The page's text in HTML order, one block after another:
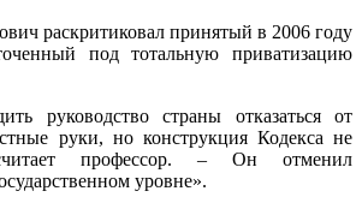
раскритиковал принятый в 2006 году
под тотальную приватизацию
руководство страны отказаться от
руки, но конструкция Кодекса не
профессор. – Он отменил
уровне».